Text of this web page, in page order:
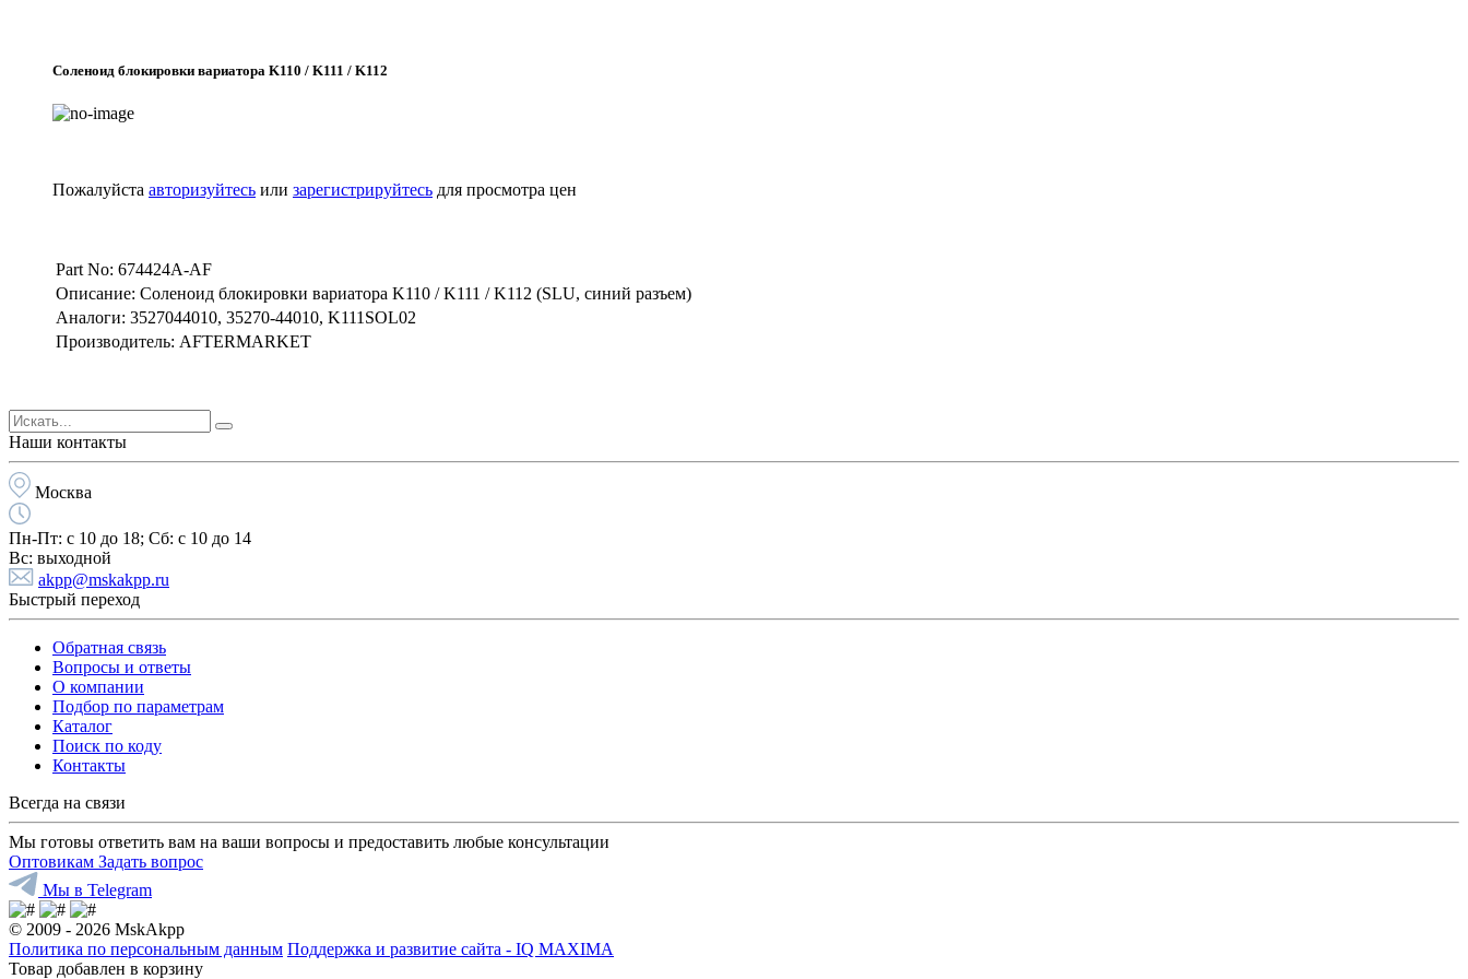
Соленоид блокировки вариатора K110 / K111 / K112
Пожалуйста авторизуйтесь или зарегистрируйтесь для просмотра цен
Part No: 674424A-AF
Описание: Соленоид блокировки вариатора K110 / K111 / K112 (SLU, синий разъем)
Аналоги: 3527044010, 35270-44010, K111SOL02
Производитель: AFTERMARKET
Наши контакты
Москва
Пн-Пт: с 10 до 18; Cб: с 10 до 14
Вс: выходной
akpp@mskakpp.ru
Быстрый переход
Обратная связь
Вопросы и ответы
О компании
Подбор по параметрам
Каталог
Поиск по коду
Контакты
Всегда на связи
Мы готовы ответить вам на ваши вопросы и предоставить любые консультации
Оптовикам Задать вопрос
Мы в Telegram
© 2009 - 2026 MskAkpp
Политика по персональным данным Поддержка и развитие сайта - IQ MAXIMA
Товар добавлен в корзину